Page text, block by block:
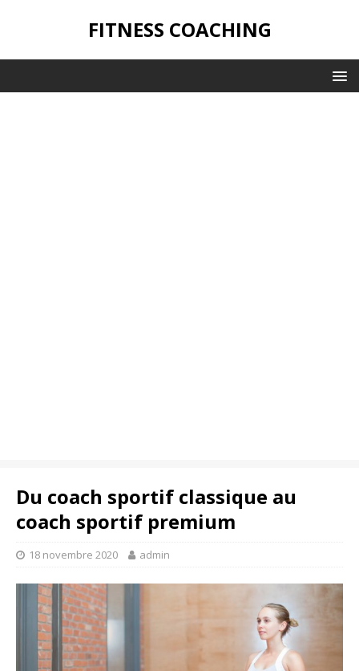
FITNESS COACHING
Du coach sportif classique au
coach sportif premium
18 novembre 2020 admin